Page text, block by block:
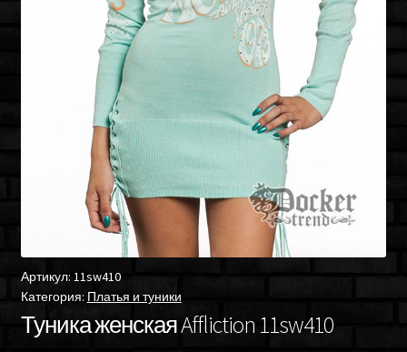
Артикул: 11sw410
Категория: Платья и туники
Туника женская Affliction 11sw410